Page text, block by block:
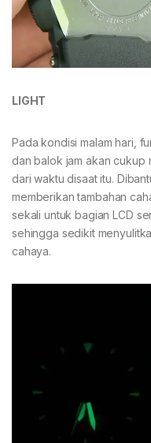
LIGHT
Pada kondisi malam hari,
dan balok jam akan cukup
dari waktu disaat itu.
memberikan tambahan
sekali untuk bagian LCD
sehingga sedikit
cahaya.